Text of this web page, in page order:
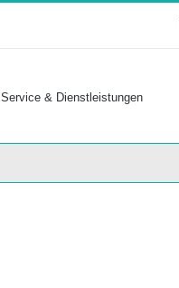
Service & Dienstleistungen